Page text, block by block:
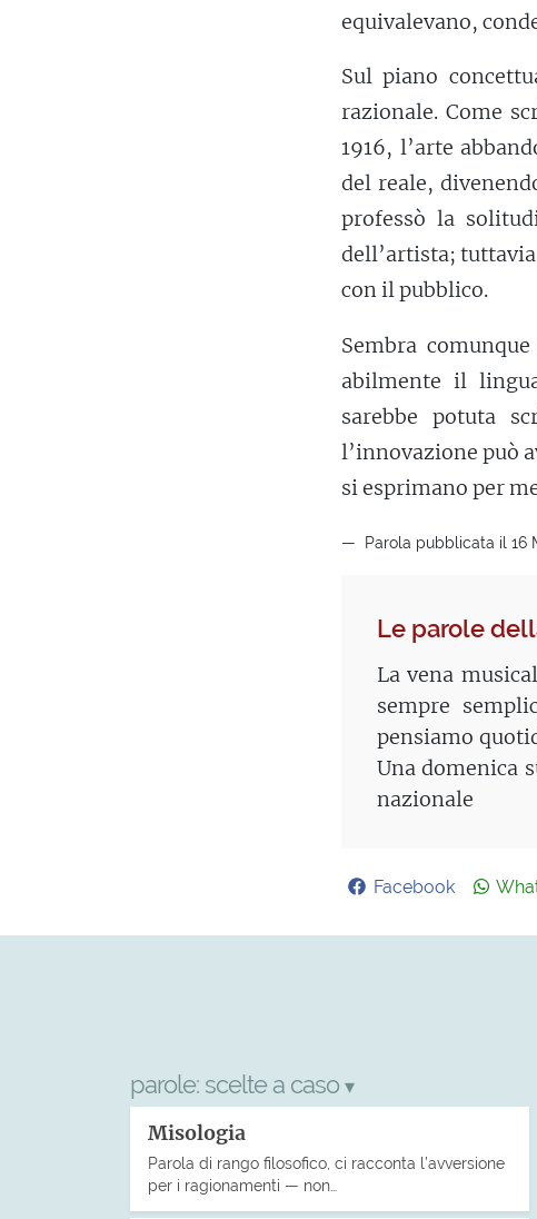
equivalevano,
Sul piano
razionale. Come
1916, l’arte
del reale,
professò la
dell’artista;
con il pubblico.
Sembra
abilmente il
sarebbe potuta
l’innovazione può
si esprimano per
Parola pubblicata il 16
Le parole
La vena
sempre
pensiamo
Una domenica
nazionale
Facebook
parole: scelte a caso ▾
Misologia
Parola di rango filosofico, ci racconta l’avversione
per i ragionamenti — non…